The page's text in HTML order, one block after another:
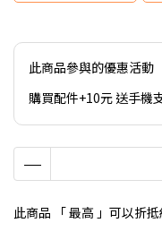
此商品參與的優惠活動
購買配件+10元 送手機
此商品 「 最高 」可以折